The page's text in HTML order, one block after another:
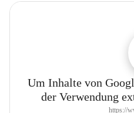
Um Inhalte von
der Verwendung
https://